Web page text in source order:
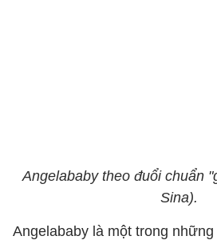
Angelababy theo đuổi chuẩn
Sina).
Angelababy là một trong